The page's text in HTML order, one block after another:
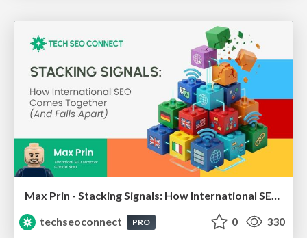
Max Prin - Stacking Signals: How International SEO Comes Together (And Falls Apart)
techseoconnect
PRO 0 330